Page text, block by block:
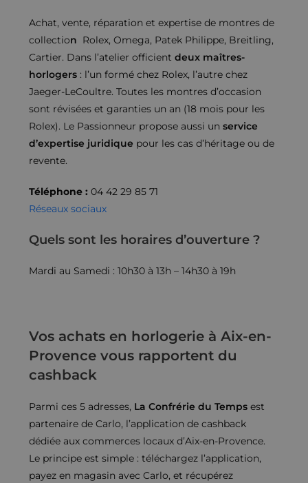
Achat, vente, réparation et expertise de montres de
collection Rolex, Omega, Patek Philippe, Breitling,
Cartier. Dans l’atelier officientdeux maîtres-
horlogers : l’un formé chez Rolex, l’autre chez
Jaeger-LeCoultre. Toutes les montres d’occasion
sont révisées et garanties un an (18 mois pour les
Rolex). Le Passionneur propose aussi unservice
d’expertise juridique pour les cas d’héritage ou de
revente.
Téléphone :04 42 29 85 71
Réseaux sociaux
Quels sont les horaires d’ouverture ?
Mardi au Samedi : 10h30 à 13h – 14h30 à 19h
Vos achats en horlogerie à Aix-en-
Provence vous rapportent du
cashback
Parmi ces 5 adresses, La Confrérie du Temps est
partenaire de Carlo, l’application de cashback
dédiée aux commerces locaux d’Aix-en-Provence.
Le principe est simple : téléchargez l’application,
payez en magasin avec Carlo, et récupérez